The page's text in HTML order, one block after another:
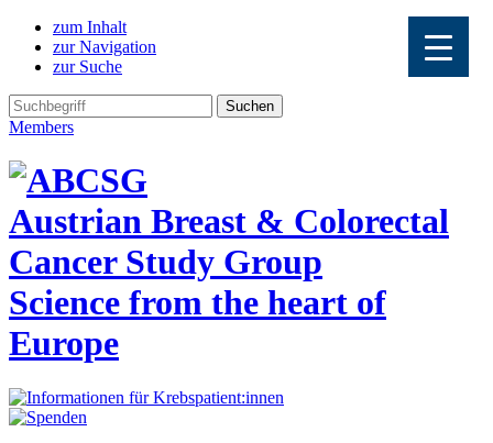
zum Inhalt
zur Navigation
zur Suche
Members
Austrian Breast & Colorectal
Cancer Study Group
Science from the heart of
Europe